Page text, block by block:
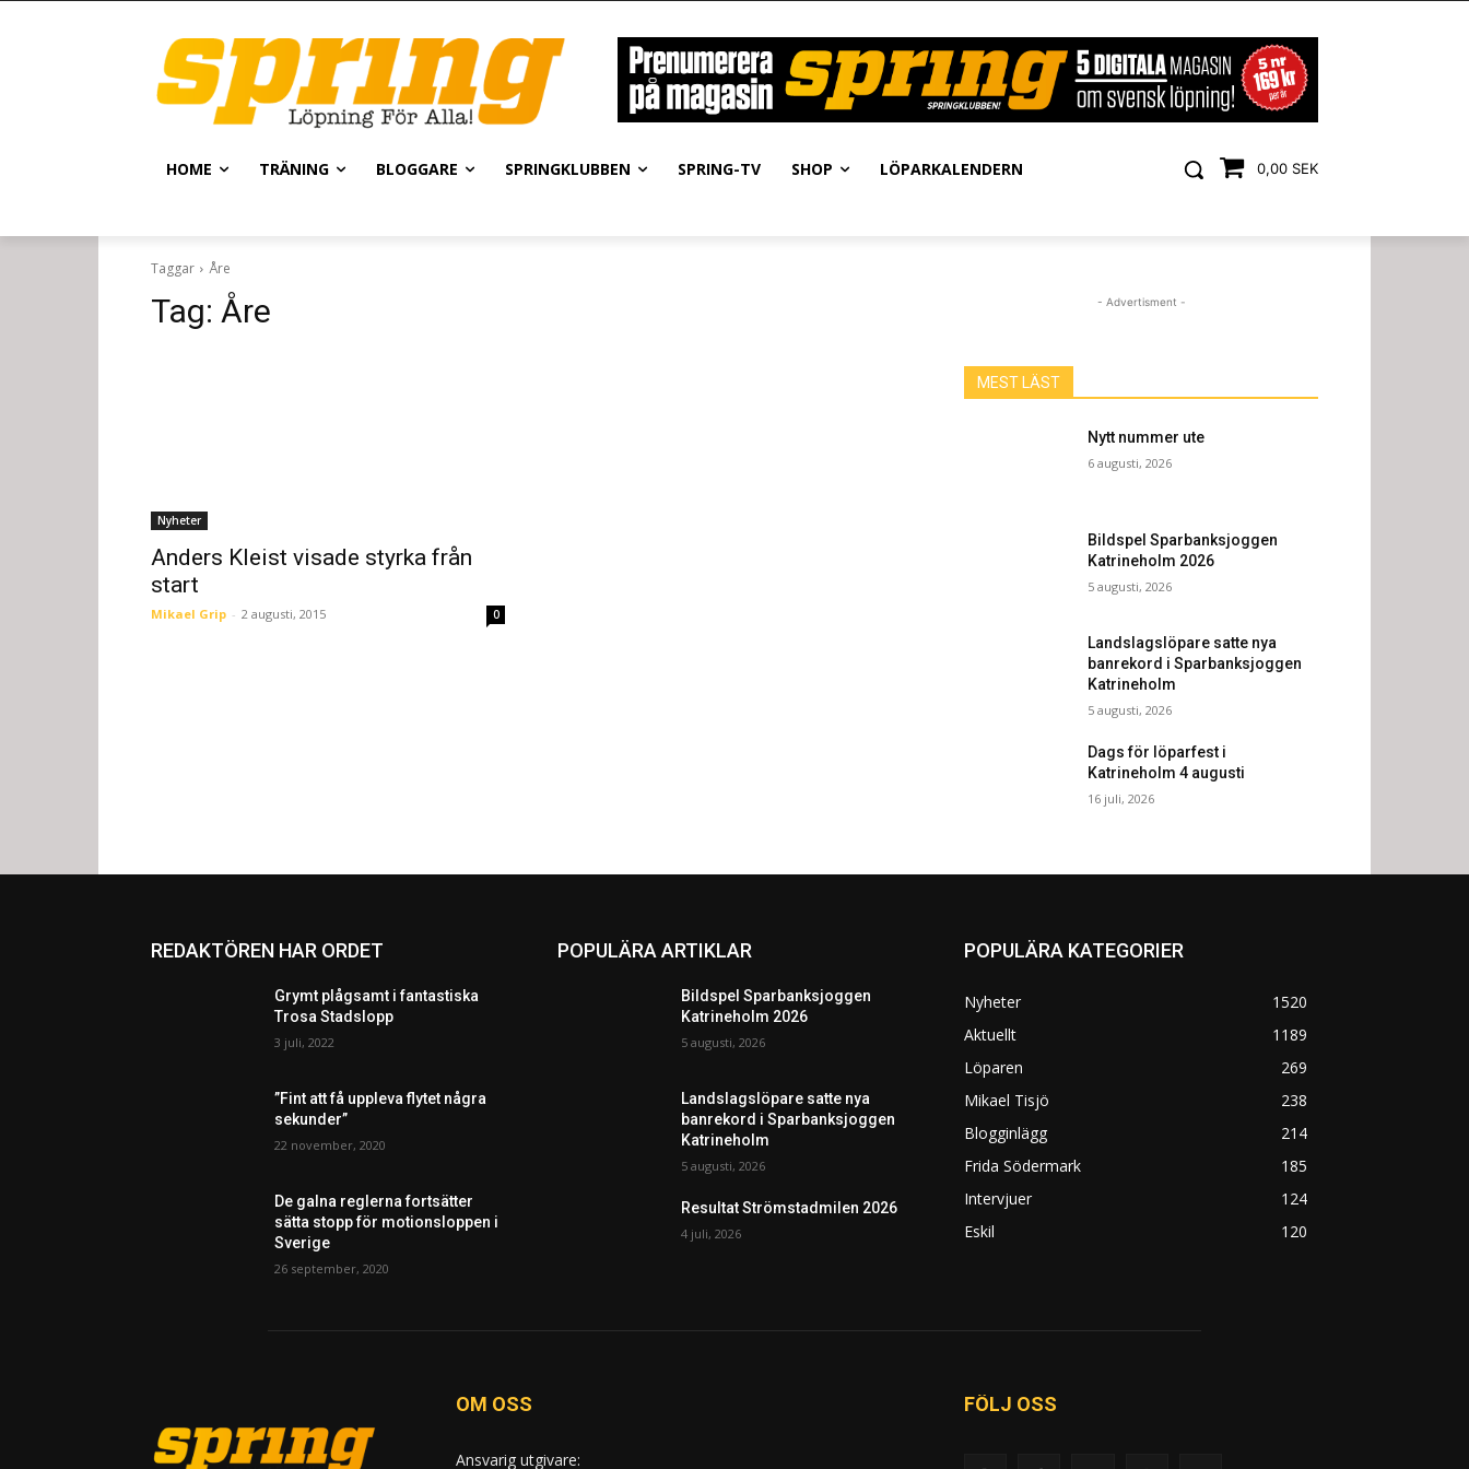
0,00 SEK
HOME TRÄNING BLOGGARE SPRINGKLUBBEN SPRING-TV SHOP LÖPARKALENDERN
Taggar Åre
Tag: Åre
Nyheter
Anders Kleist visade styrka från
start
Mikael Grip - 2 augusti, 2015 0
- Advertisment -
MEST LÄST
Nytt nummer ute
6 augusti, 2026
Bildspel Sparbanksjoggen
Katrineholm 2026
5 augusti, 2026
Landslagslöpare satte nya
banrekord i Sparbanksjoggen
Katrineholm
5 augusti, 2026
Dags för löparfest i
Katrineholm 4 augusti
16 juli, 2026
REDAKTÖREN HAR ORDET
Grymt plågsamt i fantastiska
Trosa Stadslopp
3 juli, 2022
”Fint att få uppleva flytet några
sekunder”
22 november, 2020
De galna reglerna fortsätter
sätta stopp för motionsloppen i
Sverige
26 september, 2020
POPULÄRA ARTIKLAR
Bildspel Sparbanksjoggen
Katrineholm 2026
5 augusti, 2026
Landslagslöpare satte nya
banrekord i Sparbanksjoggen
Katrineholm
5 augusti, 2026
Resultat Strömstadmilen 2026
4 juli, 2026
POPULÄRA KATEGORIER
Nyheter
1520
Aktuellt
1189
Löparen
269
Mikael Tisjö
238
Blogginlägg
214
Frida Södermark
185
Intervjuer
124
Eskil
120
OM OSS
Ansvarig utgivare:
FÖLJ OSS